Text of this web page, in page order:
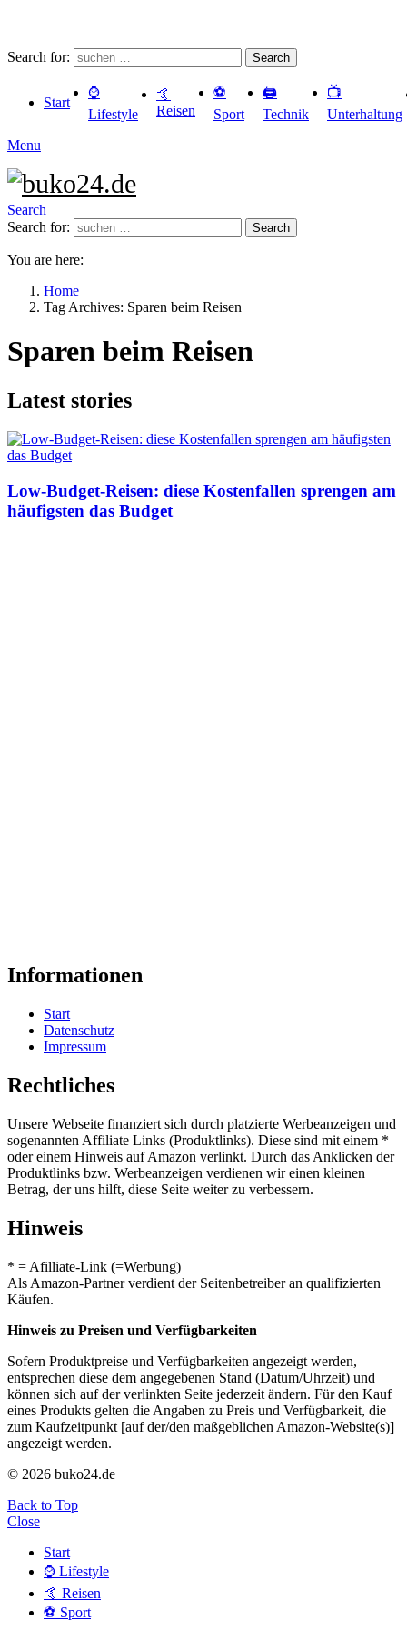
Search for: Search
Start
⌚️
Lifestyle
🤙
Reisen
⚽️
Sport
🖨️
Technik
📺
Unterhaltung
Menu
Search
Search for:
Search
You are here:
Home
Tag Archives: Sparen beim Reisen
Sparen beim Reisen
Latest stories
Low-Budget-Reisen: diese Kostenfallen sprengen am
häufigsten das Budget
Informationen
Start
Datenschutz
Impressum
Rechtliches
Unsere Webseite finanziert sich durch platzierte Werbeanzeigen und
sogenannten Affiliate Links (Produktlinks). Diese sind mit einem *
oder einem Hinweis auf Amazon verlinkt. Durch das Anklicken der
Produktlinks bzw. Werbeanzeigen verdienen wir einen kleinen
Betrag, der uns hilft, diese Seite weiter zu verbessern.
Hinweis
* = Afilliate-Link (=Werbung)
Als Amazon-Partner verdient der Seitenbetreiber an qualifizierten
Käufen.
Hinweis zu Preisen und Verfügbarkeiten
Sofern Produktpreise und Verfügbarkeiten angezeigt werden,
entsprechen diese dem angegebenen Stand (Datum/Uhrzeit) und
können sich auf der verlinkten Seite jederzeit ändern. Für den Kauf
eines Produkts gelten die Angaben zu Preis und Verfügbarkeit, die
zum Kaufzeitpunkt [auf der/den maßgeblichen Amazon-Website(s)]
angezeigt werden.
© 2026 buko24.de
Back to Top
Close
Start
⌚️ Lifestyle
🤙 Reisen
⚽️ Sport